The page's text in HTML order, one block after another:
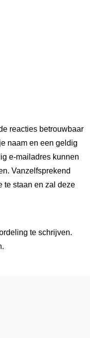
reacties betrouwbaar
naam en een geldig
e-mailadres kunnen
Vanzelfsprekend
te staan en zal deze
te schrijven.